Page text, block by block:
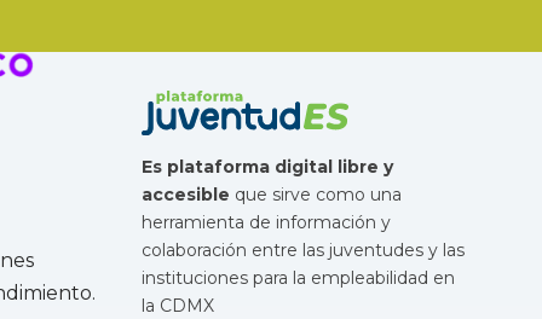
Es plataforma digital libre y
accesible que sirve como una
herramienta de información y
colaboración entre las juventudes y las
instituciones para la empleabilidad en
la CDMX